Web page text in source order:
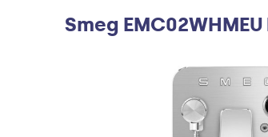
Smeg EMC02WHMEU